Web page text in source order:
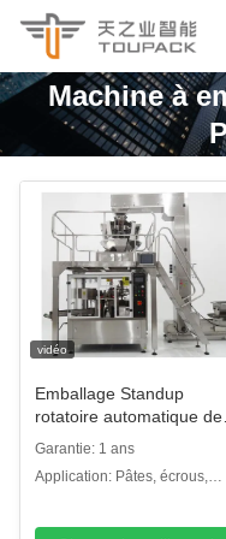
Machine à
vidéo
Emballage Standup
rotatoire automatique de
sac de Doypack de
poche de Premade
Garantie: 1 ans
Application: Pâtes, écrous,